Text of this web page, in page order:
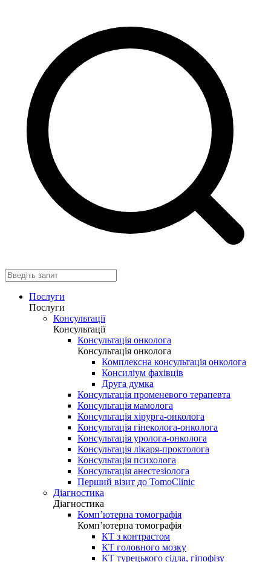
Послуги
Послуги
Консультації
Консультації
Консультація онколога
Консультація онколога
Комплексна консультація онколога
Консиліум фахівців
Друга думка
Консультація променевого терапевта
Консультація мамолога
Консультація хірурга-онколога
Консультація гінеколога-онколога
Консультація уролога-онколога
Консультація лікаря-проктолога
Консультація психолога
Консультація анестезіолога
Перший візит до TomoClinic
Діагностика
Діагностика
Комп’ютерна томографія
Комп’ютерна томографія
КТ з контрастом
КТ головного мозку
КТ турецького сідла, гіпофізу